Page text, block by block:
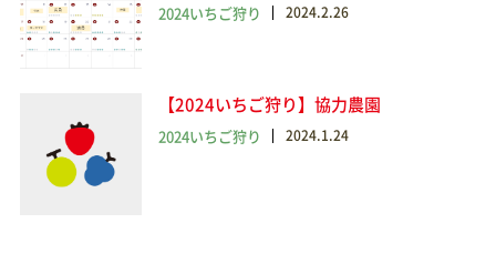
2024いちご狩り 2024.2.26
【2024いちご狩り】協力農園
2024いちご狩り 2024.1.24